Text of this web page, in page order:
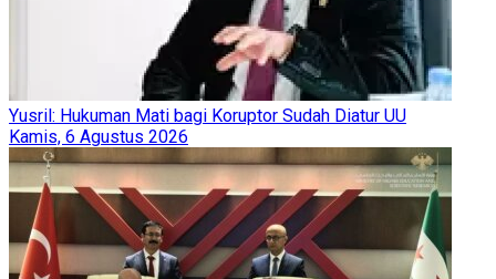
Yusril: Hukuman Mati bagi Koruptor Sudah Diatur UU
Kamis, 6 Agustus 2026